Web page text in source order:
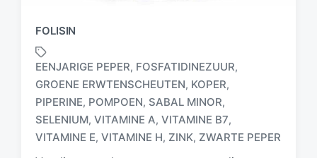
FOLISIN
G
e
t
EENJARIGE PEPER, FOSFATIDINEZUUR,
GROENE ERWTENSCHEUTEN, KOPER,
PIPERINE, POMPOEN, SABAL MINOR,
SELENIUM, VITAMINE A, VITAMINE B7,
VITAMINE E, VITAMINE H, ZINK, ZWARTE PEPER